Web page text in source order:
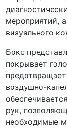
мероприятий,
визуального
Бокс
покрывает
воздушно-
рук,
необходимые